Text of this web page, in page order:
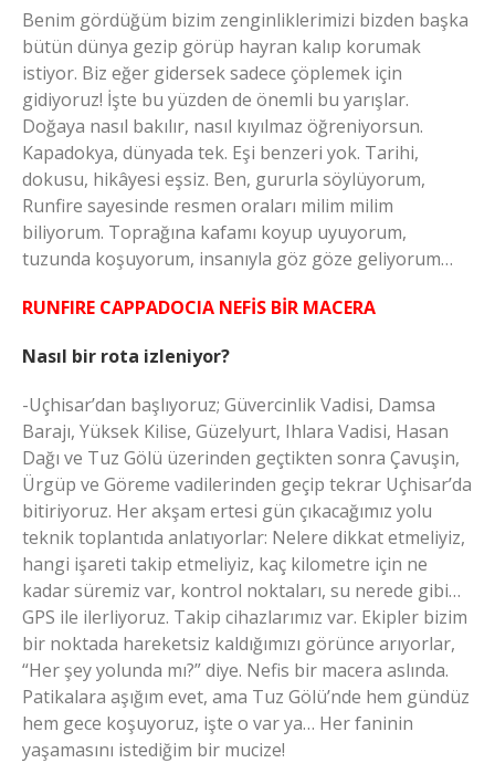
Benim gördüğüm bizim zenginliklerimizi bizden başka
bütün dünya gezip görüp hayran kalıp korumak
istiyor. Biz eğer gidersek sadece çöplemek için
gidiyoruz! İşte bu yüzden de önemli bu yarışlar.
Doğaya nasıl bakılır, nasıl kıyılmaz öğreniyorsun.
Kapadokya, dünyada tek. Eşi benzeri yok. Tarihi,
dokusu, hikâyesi eşsiz. Ben, gururla söylüyorum,
Runfire sayesinde resmen oraları milim milim
biliyorum. Toprağına kafamı koyup uyuyorum,
tuzunda koşuyorum, insanıyla göz göze geliyorum…
RUNFIRE CAPPADOCIA NEFİS BİR MACERA
Nasıl bir rota izleniyor?
-Uçhisar’dan başlıyoruz; Güvercinlik Vadisi, Damsa
Barajı, Yüksek Kilise, Güzelyurt, Ihlara Vadisi, Hasan
Dağı ve Tuz Gölü üzerinden geçtikten sonra Çavuşin,
Ürgüp ve Göreme vadilerinden geçip tekrar Uçhisar’da
bitiriyoruz. Her akşam ertesi gün çıkacağımız yolu
teknik toplantıda anlatıyorlar: Nelere dikkat etmeliyiz,
hangi işareti takip etmeliyiz, kaç kilometre için ne
kadar süremiz var, kontrol noktaları, su nerede gibi…
GPS ile ilerliyoruz. Takip cihazlarımız var. Ekipler bizim
bir noktada hareketsiz kaldığımızı görünce arıyorlar,
“Her şey yolunda mı?” diye. Nefis bir macera aslında.
Patikalara aşığım evet, ama Tuz Gölü’nde hem gündüz
hem gece koşuyoruz, işte o var ya… Her faninin
yaşamasını istediğim bir mucize!